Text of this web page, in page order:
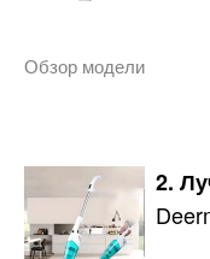
Обзор модели
2.